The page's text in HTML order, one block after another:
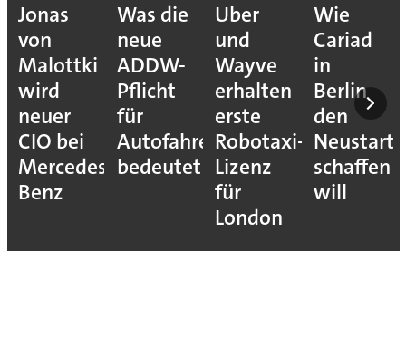
Jonas
von
Malottki
wird
neuer
CIO bei
Mercedes-
Benz
Was die
neue
ADDW-
Pflicht
für
Autofahrer
bedeutet
Uber
und
Wayve
erhalten
erste
Robotaxi-
Lizenz
für
London
Wie
Cariad
in
Berlin
den
Neustart
schaffen
will